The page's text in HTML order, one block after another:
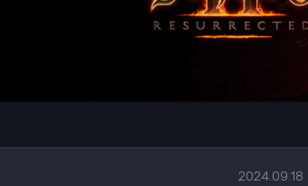
2024.09.18
2024.09.18